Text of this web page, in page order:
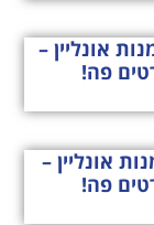
אונליין –
פה!
אונליין –
פה!